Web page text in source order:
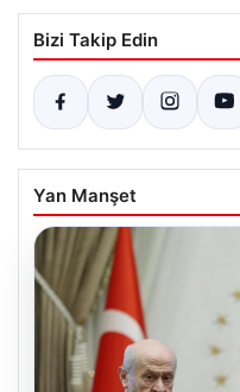
Bizi Takip Edin
Yan Manşet